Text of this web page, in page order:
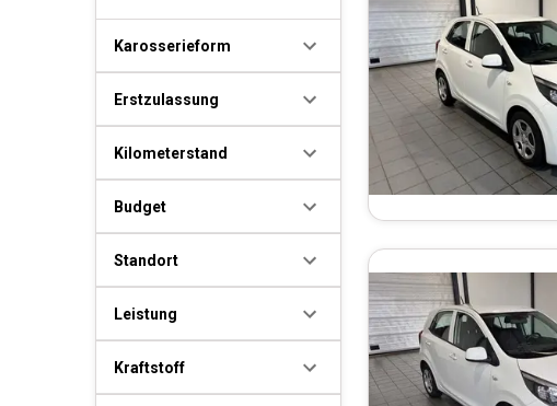
Karosserieform
Erstzulassung
Kilometerstand
Budget
Standort
Leistung
Kraftstoff